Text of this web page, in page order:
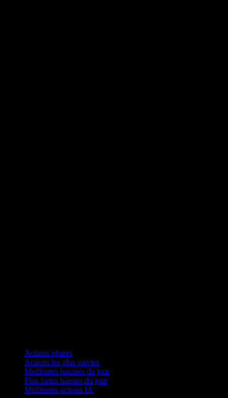
Actions phares
Actions les plus suivies
Meilleures hausses du jour
Plus fortes baisses du jour
Meilleures actions IA